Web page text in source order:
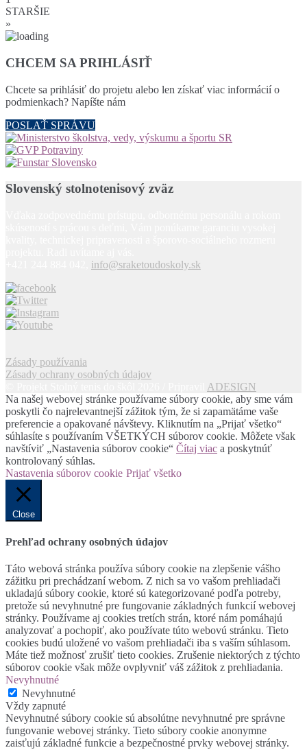
STARŠIE
»
CHCEM SA PRIHLÁSIŤ
Chcete sa prihlásiť do projetu alebo len získať viac informácií o
podmienkach? Napíšte nám
POSLAŤ SPRÁVU
Slovenský stolnotenisový zväz
info@sraketoudoskoly.sk
Zásady používania
Zásady ochrany osobných údajov
ADESIGN
Na našej webovej stránke používame súbory cookie, aby sme vám
poskytli čo najrelevantnejší zážitok tým, že si zapamätáme vaše
preferencie a opakované návštevy. Kliknutím na „Prijať všetko“
súhlasíte s používaním VŠETKÝCH súborov cookie. Môžete však
navštíviť „Nastavenia súborov cookie“ Čítaj viac a poskytnúť
kontrolovaný súhlas.
Nastavenia súborov cookie Prijať všetko
Close
Prehľad ochrany osobných údajov
Táto webová stránka používa súbory cookie na zlepšenie vášho
zážitku pri prechádzaní webom. Z nich sa vo vašom prehliadači
ukladajú súbory cookie, ktoré sú kategorizované podľa potreby,
pretože sú nevyhnutné pre fungovanie základných funkcií webovej
stránky. Používame aj cookies tretích strán, ktoré nám pomáhajú
analyzovať a pochopiť, ako používate túto webovú stránku. Tieto
cookies budú uložené vo vašom prehliadači iba s vaším súhlasom.
Máte tiež možnosť zrušiť tieto cookies. Zrušenie niektorých z týchto
súborov cookie však môže ovplyvniť váš zážitok z prehliadania.
Nevyhnutné
Nevyhnutné
Vždy zapnuté
Nevyhnutné súbory cookie sú absolútne nevyhnutné pre správne
fungovanie webovej stránky. Tieto súbory cookie anonymne
zaisťujú základné funkcie a bezpečnostné prvky webovej stránky.